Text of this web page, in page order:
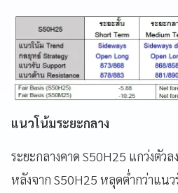
แนวโน้มระยะกลาง
ระยะกลางคาด S50H25 แกว่งตัว
หลังจาก S50H25 หลุดต่ำกว่าแน